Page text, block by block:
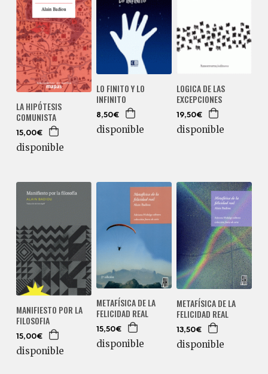
LA HIPÓTESIS
COMUNISTA
15,00€
disponible
LO FINITO Y LO
INFINITO
8,50€
disponible
LOGICA DE LAS
EXCEPCIONES
19,50€
disponible
MANIFIESTO POR LA
FILOSOFIA
15,00€
disponible
METAFÍSICA DE LA
FELICIDAD REAL
15,50€
disponible
METAFÍSICA DE LA
FELICIDAD REAL
13,50€
disponible